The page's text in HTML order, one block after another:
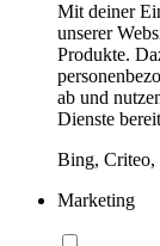
Mit deiner
unserer
Produkte.
ab und
Dienste
Bing, Criteo,
Marketing